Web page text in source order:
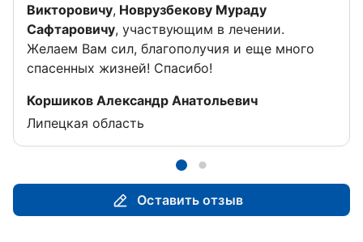
Викторовичу, Новрузбекову Мураду
Сафтаровичу, участвующим в лечении.
Желаем Вам сил, благополучия и еще много
спасенных жизней! Спасибо!
Отзыв от
Коршиков Александр Анатольевич
Липецкая область
Оставить отзыв